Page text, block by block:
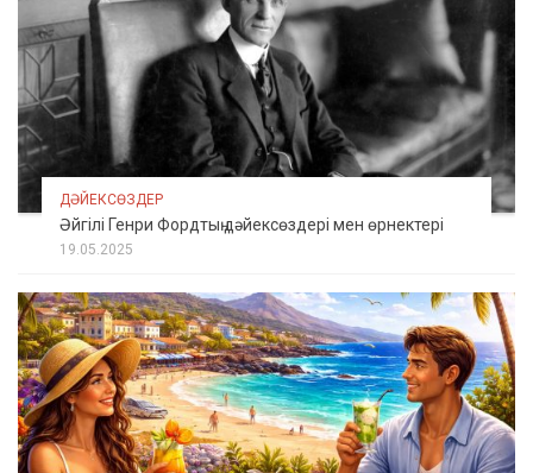
ДӘЙЕКСӨЗДЕР
Әйгілі Генри Фордтың дәйексөздері мен өрнектері
19.05.2025